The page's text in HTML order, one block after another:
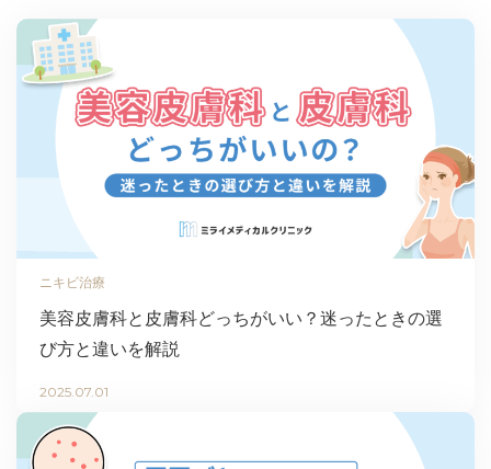
ニキビ治療
美容皮膚科と皮膚科どっちがいい？迷ったときの選
び方と違いを解説
2025.07.01